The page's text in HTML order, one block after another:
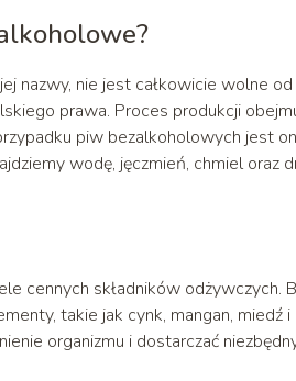
nazwy, nie jest całkowicie wolne
prawa. Proces produkcji
piw bezalkoholowych jest
wodę, jęczmień, chmiel oraz
cennych składników odżywczych.
takie jak cynk, mangan,
organizmu i dostarczać